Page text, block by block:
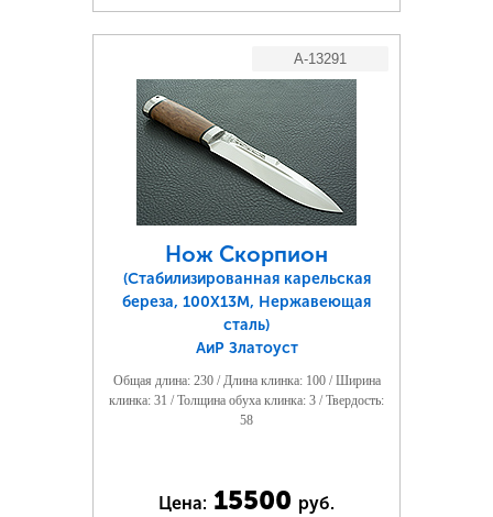
A-13291
Нож Скорпион
(Стабилизированная карельская
береза, 100Х13М, Нержавеющая
сталь)
АиР Златоуст
Общая длина: 230 / Длина клинка: 100 / Ширина
клинка: 31 / Толщина обуха клинка: 3 / Твердость:
58
Цена: 15500 руб.